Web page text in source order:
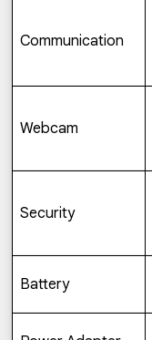
Communication
Webcam
Security
Battery